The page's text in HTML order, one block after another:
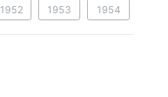
1952 1953 1954